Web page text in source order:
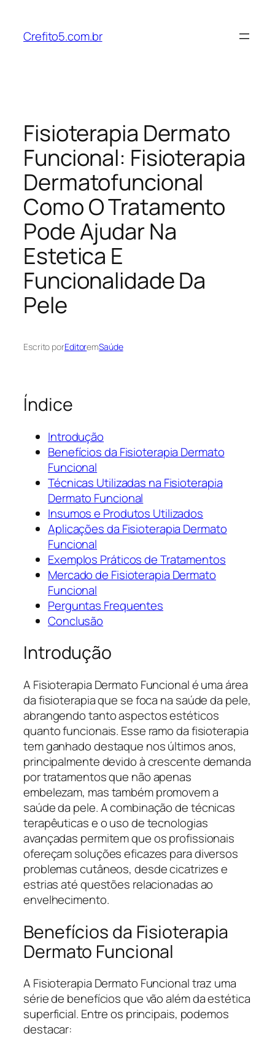
Crefito5.com.br
Fisioterapia Dermato
Funcional: Fisioterapia
Dermatofuncional
Como O Tratamento
Pode Ajudar Na
Estetica E
Funcionalidade Da
Pele
Escrito porEditoremSaúde
Índice
Introdução
Benefícios da Fisioterapia Dermato
Funcional
Técnicas Utilizadas na Fisioterapia
Dermato Funcional
Insumos e Produtos Utilizados
Aplicações da Fisioterapia Dermato
Funcional
Exemplos Práticos de Tratamentos
Mercado de Fisioterapia Dermato
Funcional
Perguntas Frequentes
Conclusão
Introdução
A Fisioterapia Dermato Funcional é uma área
da fisioterapia que se foca na saúde da pele,
abrangendo tanto aspectos estéticos
quanto funcionais. Esse ramo da fisioterapia
tem ganhado destaque nos últimos anos,
principalmente devido à crescente demanda
por tratamentos que não apenas
embelezam, mas também promovem a
saúde da pele. A combinação de técnicas
terapêuticas e o uso de tecnologias
avançadas permitem que os profissionais
ofereçam soluções eficazes para diversos
problemas cutâneos, desde cicatrizes e
estrias até questões relacionadas ao
envelhecimento.
Benefícios da Fisioterapia
Dermato Funcional
A Fisioterapia Dermato Funcional traz uma
série de benefícios que vão além da estética
superficial. Entre os principais, podemos
destacar: